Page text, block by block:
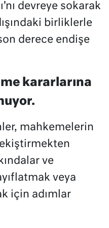
devreye sokarak
birliklerle
derece endişe
kararlarına
mahkemelerin
ve
veya
için adımlar